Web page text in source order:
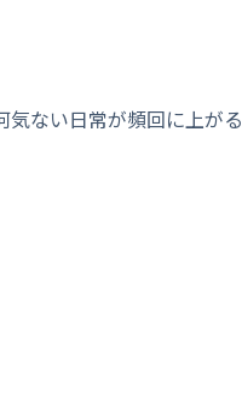
気ない日常が頻回に上がる